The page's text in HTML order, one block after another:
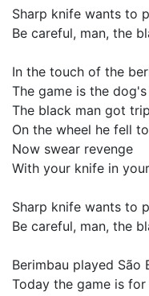
Sharp knife wants to
Be careful, man, the
In the touch of the
The game is the
The black man got
On the wheel he fell
Now swear revenge
With your knife in
Sharp knife wants to
Be careful, man, the
Berimbau played São
Today the game is for